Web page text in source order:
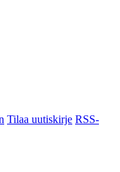
Tilaa uutiskirje RSS-